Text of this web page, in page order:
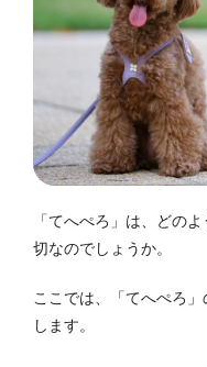
「てへぺろ」は、どの
切なのでしょうか。
ここでは、「てへぺろ
します。